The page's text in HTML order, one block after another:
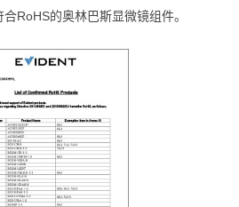
RoHS的奥林巴斯显微镜组件。